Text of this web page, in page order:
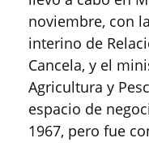
noviembre, con
interino de
Cancela, y el
Agricultura y
espacio de
1967, pero fue